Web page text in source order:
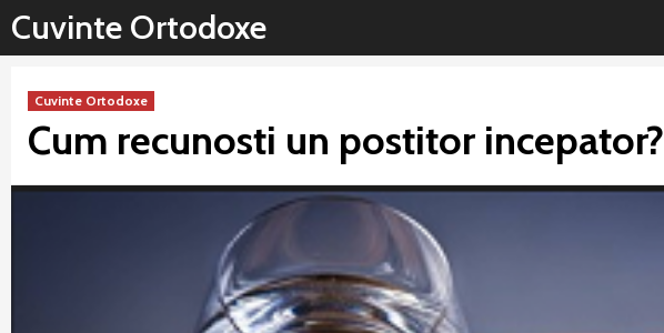
SariCuvinte Ortodoxe
Cuvinte Ortodoxe
Cum recunosti un postitor incepator?